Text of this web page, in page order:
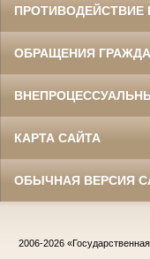
ПРОТИВОДЕЙСТВИЕ
ОБРАЩЕНИЯ
КАРТА САЙТА
ОБЫЧНАЯ ВЕРСИЯ
2006-2026